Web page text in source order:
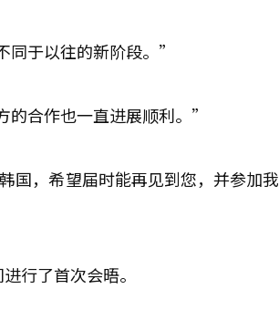
于以往的新阶段。”
合作也一直进展顺利。”
国，希望届时能再见到您，并参加我
行了首次会晤。